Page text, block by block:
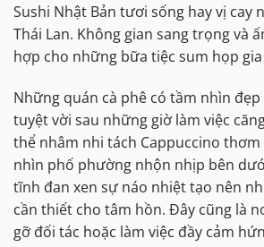
Sushi Nhật Bản tươi sống hay vị cay
Thái Lan. Không gian sang trọng và
hợp cho những bữa tiệc sum họp
Những quán cà phê có tầm nhìn
tuyệt vời sau những giờ làm việc
thể nhâm nhi tách Cappuccino thơm
nhìn phố phường nhộn nhịp bên
tĩnh đan xen sự náo nhiệt tạo nên
cần thiết cho tâm hồn. Đây cũng là
gỡ đối tác hoặc làm việc đầy cảm